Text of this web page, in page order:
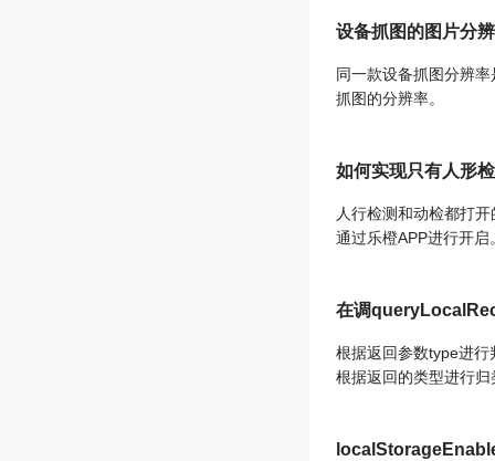
设备抓图的图片分
同一款设备抓图分辨
抓图的分辨率。
如何实现只有人形
人行检测和动检都打
通过乐橙APP进行开启
在调
根据返回参数type进
根据返回的类型进行归